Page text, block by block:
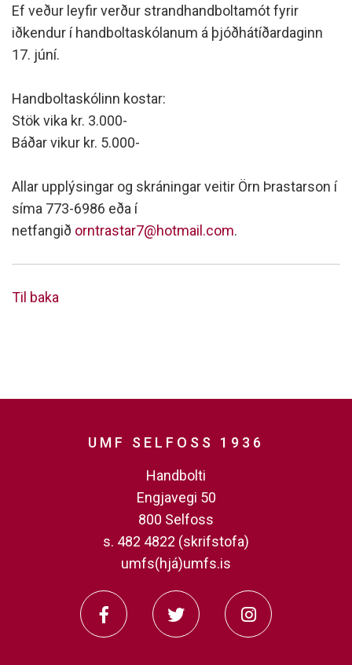
Ef veður leyfir verður strandhandboltamót fyrir
iðkendur í handboltaskólanum á þjóðhátíðardaginn
17. júní.
Handboltaskólinn kostar:
Stök vika kr. 3.000-
Báðar vikur kr. 5.000-
Allar upplýsingar og skráningar veitir Örn Þrastarson í
síma 773-6986 eða í
netfangið orntrastar7@hotmail.com.
Til baka
UMF SELFOSS 1936
Handbolti
Engjavegi 50
800 Selfoss
s. 482 4822 (skrifstofa)
umfs(hjá)umfs.is